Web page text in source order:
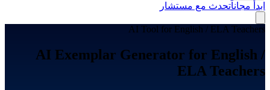
ابدأ مجاناًتحدث مع مستشار
AI Tool for English / ELA Teachers
AI Exemplar Generator for English /
ELA Teachers